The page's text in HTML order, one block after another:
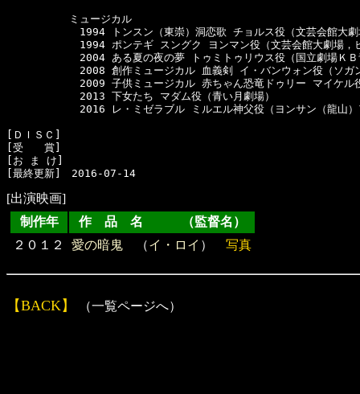
ミュージカル
1994 トンスン（東崇）洞恋歌 チョルス役（文芸会館大劇
1994 ポンテギ スングク ヨンマン役（文芸会館大劇場，ヒョ
2004 ある夏の夜の夢 トゥミトゥリウス役（国立劇場ＫＢ青
2008 創作ミュージカル 血義剣 イ・バンウォン役（ソガン
2009 子供ミュージカル 赤ちゃん恐竜ドゥリー マイケル役（
2013 下女たち マダム役（青い月劇場）
2016 レ・ミゼラブル ミルエル神父役（ヨンサン（龍山）ア
[ＤＩＳＣ]
[受　　賞]
[お ま け]
[出演映画]
制作年
作 品 名 （監督名）
２０１２
愛の暗鬼 （イ・ロイ ）写真
【BACK】 （一覧ページへ）